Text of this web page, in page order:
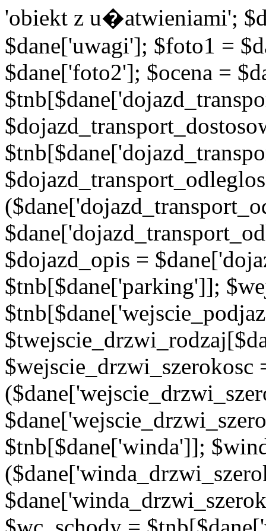
'obiekt z u�atwieniami';
$dane['uwagi']; $foto1 =
$dane['foto2']; $ocena =
$dojazd_opis =
$tnb[$dane['parking']];
$wejscie_drzwi_szerokosc
$tnb[$dane['winda']];